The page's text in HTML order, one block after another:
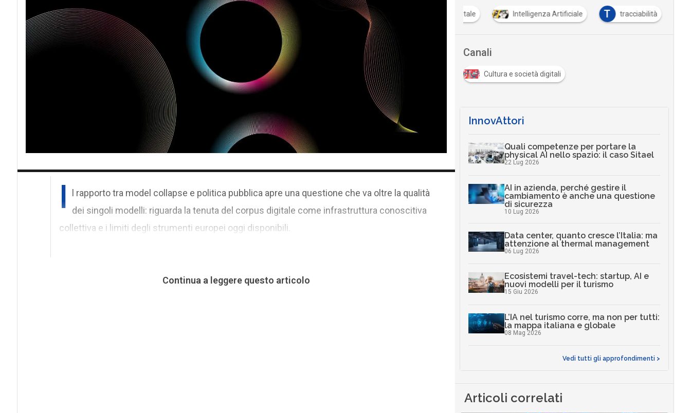
I
l rapporto tra model collapse e politica pubblica apre una questione che va oltre la qualità
dei singoli modelli: riguarda la tenuta del corpus digitale come infrastruttura conoscitiva
collettiva e i limiti degli strumenti europei oggi disponibili.
Continua a leggere questo articolo
conservazione digitale Intelligenza Artificiale T tracciabilità
Canali
Cultura e società digitali
InnovAttori
Quali competenze per portare la
physical AI nello spazio: il caso Sitael
22 Lug 2026
AI in azienda, perché gestire il
cambiamento è anche una questione
di sicurezza
10 Lug 2026
Data center, quanto cresce l’Italia: ma
attenzione al thermal management
06 Lug 2026
Ecosistemi travel-tech: startup, AI e
nuovi modelli per il turismo
15 Giu 2026
L’IA nel turismo corre, ma non per tutti:
la mappa italiana e globale
08 Mag 2026
Vedi tutti gli approfondimenti >
Articoli correlati